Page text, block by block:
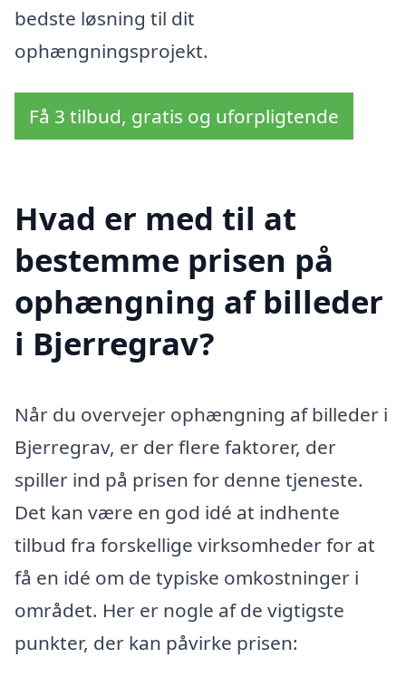
bedste løsning til dit
ophængningsprojekt.
Få 3 tilbud, gratis og uforpligtende
Hvad er med til at
bestemme prisen på
ophængning af billeder
i Bjerregrav?
Når du overvejer ophængning af billeder i
Bjerregrav, er der flere faktorer, der
spiller ind på prisen for denne tjeneste.
Det kan være en god idé at indhente
tilbud fra forskellige virksomheder for at
få en idé om de typiske omkostninger i
området. Her er nogle af de vigtigste
punkter, der kan påvirke prisen: